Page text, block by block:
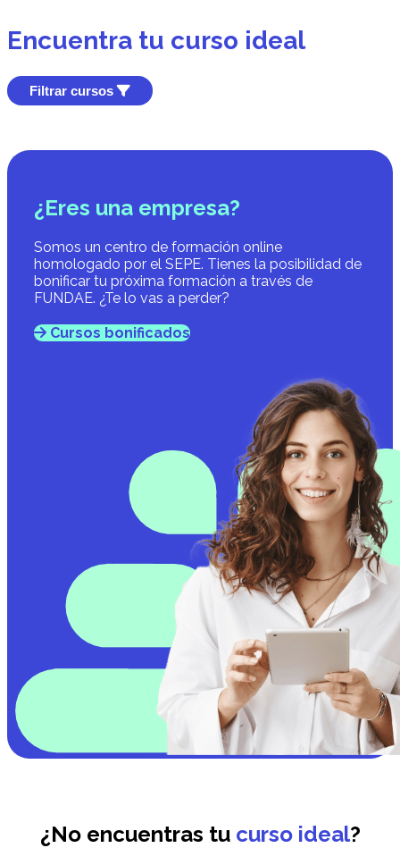
Encuentra tu curso ideal
Filtrar cursos
¿Eres una empresa?
Somos un centro de formación online
homologado por el SEPE. Tienes la posibilidad de
bonificar tu próxima formación a través de
FUNDAE. ¿Te lo vas a perder?
Cursos bonificados
¿No encuentras tu curso ideal?